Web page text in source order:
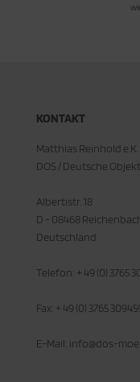
KONTAKT
Matthias Reinhold e.K.
DOS / Deutsche
Albertistr. 18
D - 08468
Deutschland
Telefon: + 49 (0) 3765
Fax: + 49 (0) 3765
E-Mail: info@dos-